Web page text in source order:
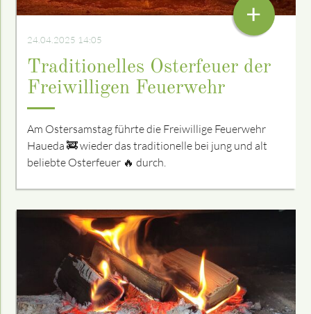
24.04.2025 14:05
Traditionelles Osterfeuer der
Freiwilligen Feuerwehr
Am Ostersamstag führte die Freiwillige Feuerwehr
Haueda 🚒 wieder das traditionelle bei jung und alt
beliebte Osterfeuer 🔥 durch.
+